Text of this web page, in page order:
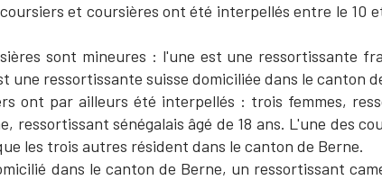
et coursières ont été interpellés entre le 10
sont mineures : l'une est une ressortissante
une ressortissante suisse domiciliée dans le canton
ont par ailleurs été interpellés : trois femmes,
ressortissant sénégalais âgé de 18 ans. L'une des
les trois autres résident dans le canton de Berne.
dans le canton de Berne, un ressortissant